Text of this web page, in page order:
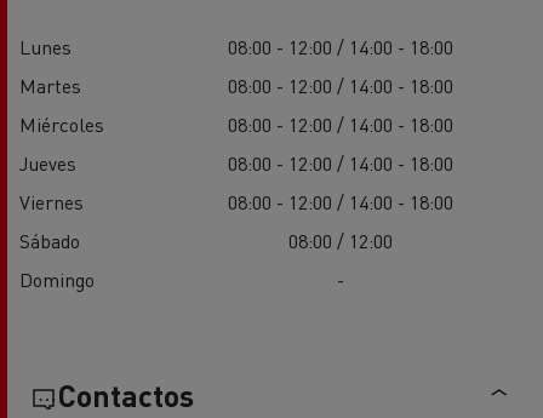
Lunes
08:00 - 12:00 / 14:00 - 18:00
Martes
08:00 - 12:00 / 14:00 - 18:00
Miércoles
08:00 - 12:00 / 14:00 - 18:00
Jueves
08:00 - 12:00 / 14:00 - 18:00
Viernes
08:00 - 12:00 / 14:00 - 18:00
Sábado
08:00 / 12:00
Domingo
-
Contactos